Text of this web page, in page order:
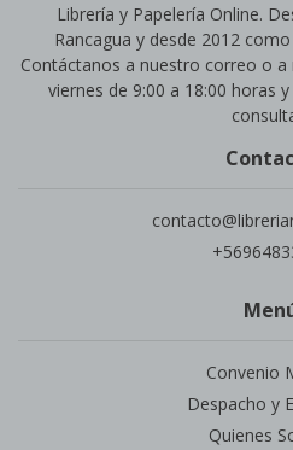
Librería y Papelería Online.
Rancagua y desde 2012
Contáctanos a nuestro correo o a
viernes de 9:00 a 18:00 horas
Convenio
Despacho y
Quienes